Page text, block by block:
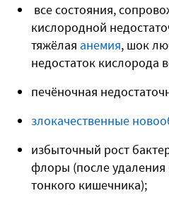
все состояния,
кислородной
тяжёлая анемия, шок
недостаток кислорода
печёночная
злокачественные
избыточный рост
флоры (после удаления
тонкого кишечника);